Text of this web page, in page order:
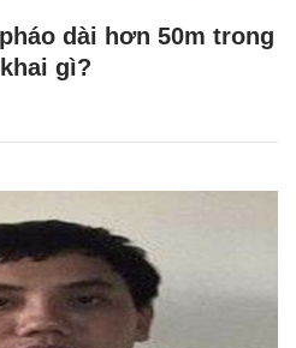
dài hơn 50m trong
gì?